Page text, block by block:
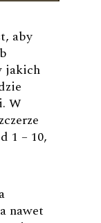
aby
jakich
W
1 – 10,
nawet